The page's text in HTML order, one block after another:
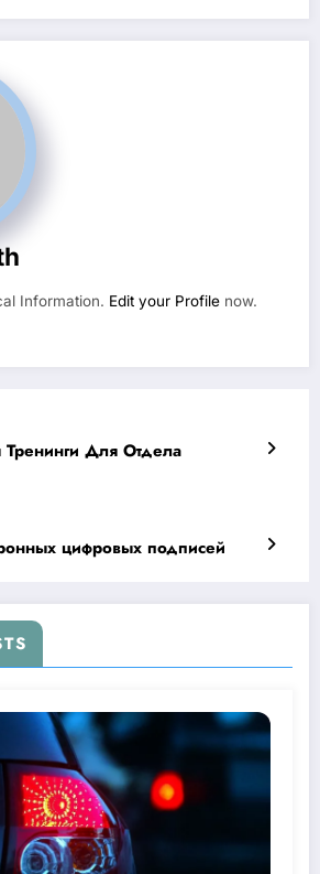
Information. Edit your Profile now.
Для Отдела
цифровых подписей